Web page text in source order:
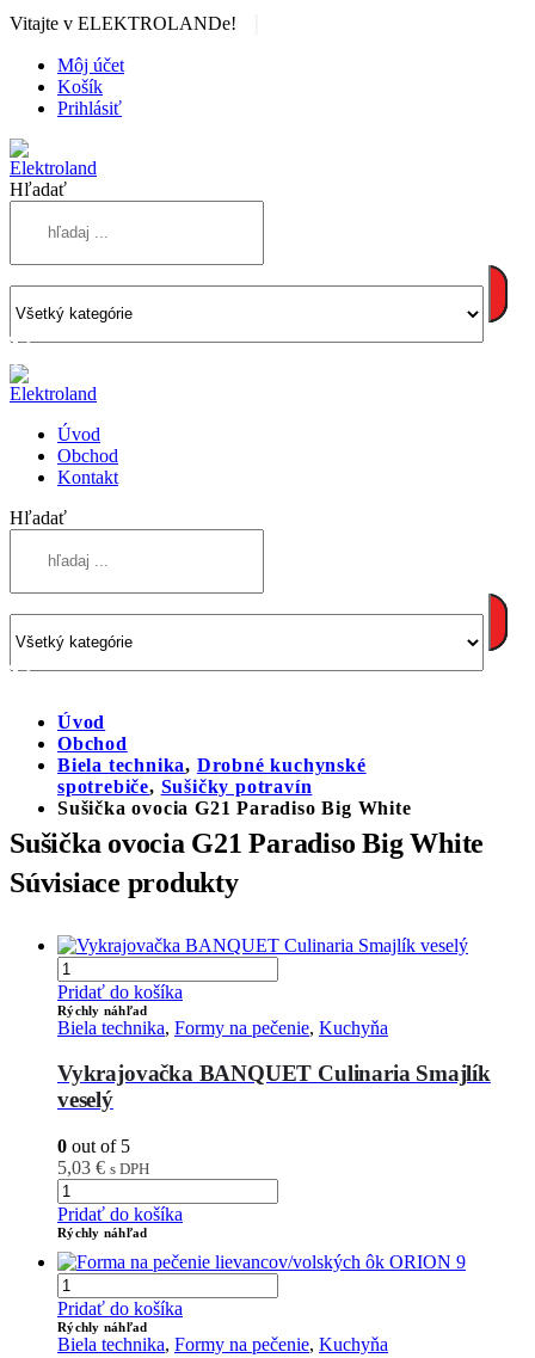
Vitajte v ELEKTROLANDe!
Môj účet
Košík
Prihlásiť
Hľadať
Úvod
Obchod
Kontakt
Hľadať
Úvod
Obchod
Biela technika, Drobné kuchynské
spotrebiče, Sušičky potravín
Sušička ovocia G21 Paradiso Big White
Sušička ovocia G21 Paradiso Big White
Súvisiace produkty
Pridať do košíka
Rýchly náhľad
Biela technika, Formy na pečenie, Kuchyňa
Vykrajovačka BANQUET Culinaria Smajlík
veselý
0 out of 5
5,03 € s DPH
Pridať do košíka
Rýchly náhľad
Pridať do košíka
Rýchly náhľad
Biela technika, Formy na pečenie, Kuchyňa